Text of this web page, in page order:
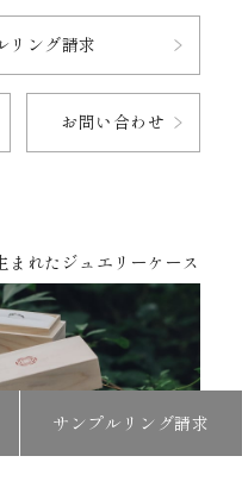
サンプルリング請求
リング請求
お問い合わせ
まれたジュエリーケース